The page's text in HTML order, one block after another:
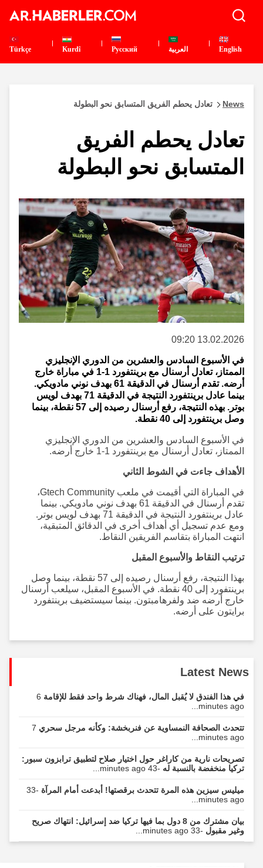
English العربية Pусский
Kurdî
Türkçe
News تعادل يحطم الفريق المتسابق نحو البطولة
تعادل يحطم الفريق
المتسابق نحو البطولة
13.02.2026 09:20
في الأسبوع السادس والعشرين من الدوري الإنجليزي
الممتاز، تعادل أرسنال مع برينتفورد 1-1 في مباراة خارج
أرضه. تقدم أرسنال في الدقيقة 61 بهدف نوني مادويكي.
بينما عادل برينتفورد النتيجة في الدقيقة 71 بهدف لويس
بوتر. بهذه النتيجة، رفع أرسنال رصيده إلى 57 نقطة، بينما
وصل برينتفورد إلى 40 نقطة.
في الأسبوع السادس والعشرين من الدوري الإنجليزي
الممتاز، تعادل أرسنال مع برينتفورد 1-1 خارج أرضه.
الأهداف جاءت في الشوط الثاني
في المباراة التي أقيمت في ملعب Gtech Community،
تقدم أرسنال في الدقيقة 61 بهدف نوني مادويكي. بينما
عادل برينتفورد النتيجة في الدقيقة 71 بهدف لويس بوتر.
ومع عدم تسجيل أي أهداف أخرى في الدقائق المتبقية،
انتهت المباراة بتقاسم الفريقين النقاط.
ترتيب النقاط والأسبوع المقبل
بهذا النتيجة، رفع أرسنال رصيده إلى 57 نقطة، بينما وصل
برينتفورد إلى 40 نقطة. في الأسبوع المقبل، سيلعب أرسنال
خارج أرضه ضد ولفرهامبتون. بينما سيستضيف برينتفورد
برايتون على أرضه.
Latest News
في هذا الفندق لا يُقبل المال، فهناك شرط واحد فقط للإقامة6
minutes ago...
تتحدث الصحافة النمساوية عن فنربخشة: وكأنه مرجل سحري 7
minutes ago...
تصريحات نارية من كاراغر حول اختيار صلاح لتطبيق ترابزون سبور:
تركيا منخفضة بالنسبة له -43 minutes ago...
ميليس سيزين هذه المرة تتحدث برقصتها! أبدعت أمام المرآة -33
minutes ago...
بيان مشترك من 8 دول بما فيها تركيا ضد إسرائيل: انتهاك صريح
وغير مقبول-33 minutes ago...